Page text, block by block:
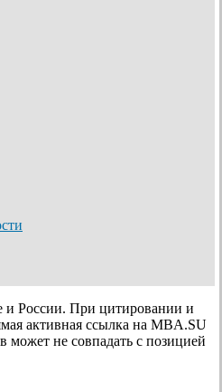
России. При цитировании и
активная ссылка на MBA.SU
может не совпадать с позицией